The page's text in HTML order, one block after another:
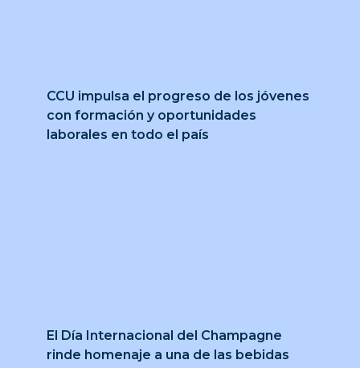
CCU impulsa el progreso de los jóvenes
con formación y oportunidades
laborales en todo el país
El Día Internacional del Champagne
rinde homenaje a una de las bebidas